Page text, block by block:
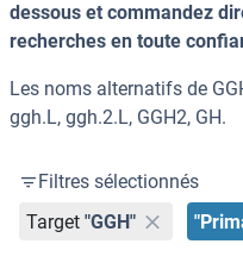
dessous et commandez
recherches en toute
Les noms alternatifs de
ggh.L, ggh.2.L, GGH2, GH.
Filtres sélectionnés
Target "GGH"